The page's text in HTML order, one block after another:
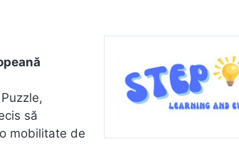
să
mobilitate de